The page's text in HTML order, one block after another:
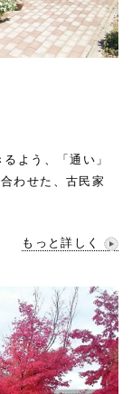
よう、「通い」
わせた、古民家
もっと詳しく